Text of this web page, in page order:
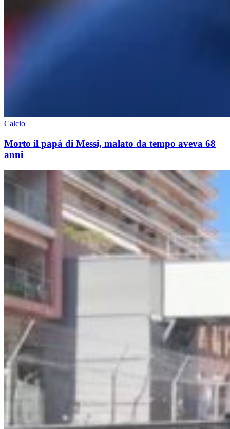
Calcio
Morto il papà di Messi, malato da tempo aveva 68
anni